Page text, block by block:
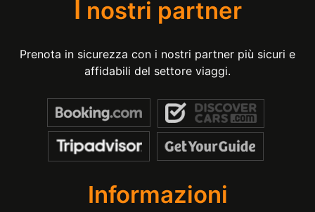
I nostri partner
Prenota in sicurezza con i nostri partner più sicuri e
affidabili del settore viaggi.
Informazioni